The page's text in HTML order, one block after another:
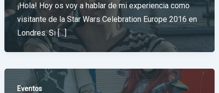
¡Hola! Hoy os voy a hablar de mi experiencia como
visitante de la Star Wars Celebration Europe 2016 en
Londres. Si […]
Eventos